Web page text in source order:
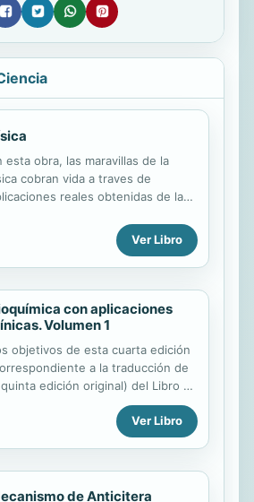
esta obra, las maravillas de la
cobran vida a traves de
reales obtenidas de las
arquitectura y meteorologia. La
sencilla y la presentacion
que utiliza Hecht se anticipan
un enfoque que entreteje los
de la fisica
historicas.
Ver Libro
con aplicaciones
Volumen 1
objetivos de esta cuarta edición
a la traducción de
edición original) del Libro de
de Bioquímica con Aplicaciones
son: presentar una discusión
y precisa de la bioquímica de las
de células procarióticas y
relacionar los hechos
Ver Libro
de Anticitera